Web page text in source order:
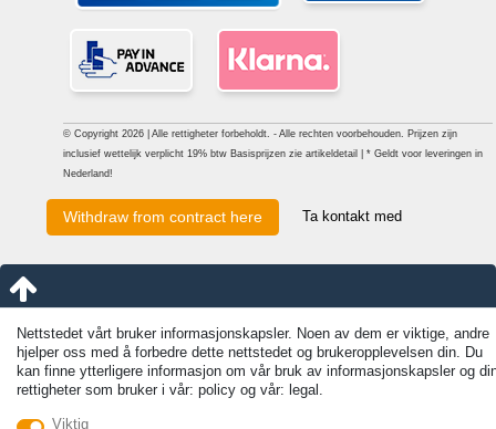
© Copyright 2026 | Alle rettigheter forbeholdt. - Alle rechten voorbehouden. Prijzen zijn
inclusief wettelijk verplicht 19% btw Basisprijzen zie artikeldetail | * Geldt voor leveringen in
Nederland!
Withdraw from contract here Ta kontakt med
Nettstedet vårt bruker informasjonskapsler. Noen av dem er viktige, andre
hjelper oss med å forbedre dette nettstedet og brukeropplevelsen din. Du
kan finne ytterligere informasjon om vår bruk av informasjonskapsler og
rettigheter som bruker i vår: policy og vår: legal.
Viktig